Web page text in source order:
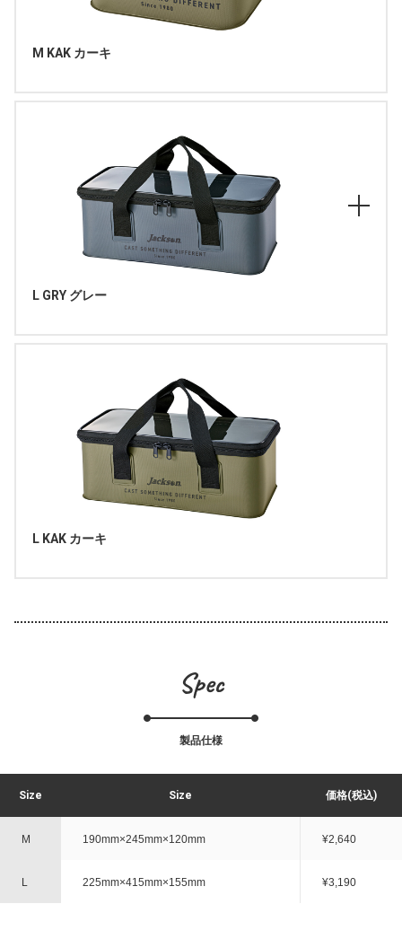
M KAK カーキ
L GRY グレー
L KAK カーキ
Spec
製品仕様
Size Size 価格(税込)
M 190mm×245mm×120mm ¥2,640
L 225mm×415mm×155mm ¥3,190